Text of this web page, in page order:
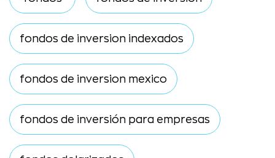
fondos de inversion indexados
fondos de inversion mexico
fondos de inversión para empresas